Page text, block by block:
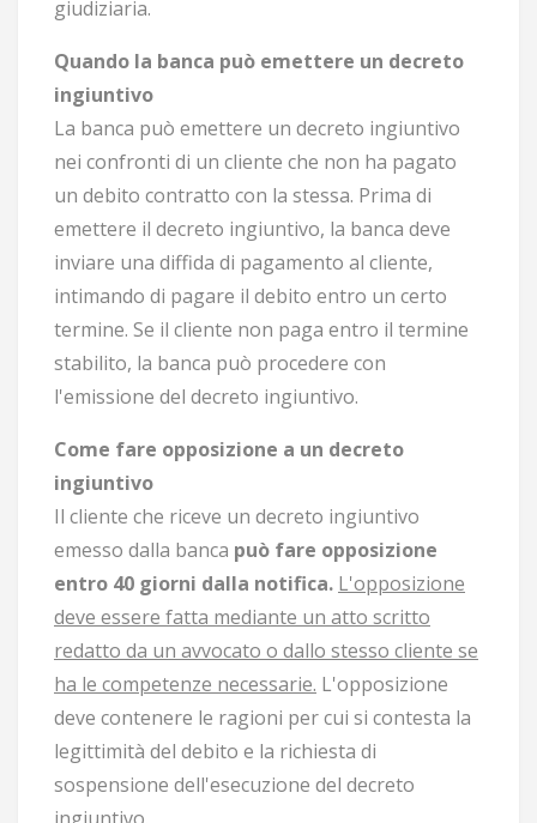
giudiziaria.
Quando la banca può emettere un decreto
ingiuntivo
La banca può emettere un decreto ingiuntivo
nei confronti di un cliente che non ha pagato
un debito contratto con la stessa. Prima di
emettere il decreto ingiuntivo, la banca deve
inviare una diffida di pagamento al cliente,
intimando di pagare il debito entro un certo
termine. Se il cliente non paga entro il termine
stabilito, la banca può procedere con
l'emissione del decreto ingiuntivo.
Come fare opposizione a un decreto
ingiuntivo
Il cliente che riceve un decreto ingiuntivo
emesso dalla banca può fare opposizione
entro 40 giorni dalla notifica. L'opposizione
deve essere fatta mediante un atto scritto
redatto da un avvocato o dallo stesso cliente se
ha le competenze necessarie. L'opposizione
deve contenere le ragioni per cui si contesta la
legittimità del debito e la richiesta di
sospensione dell'esecuzione del decreto